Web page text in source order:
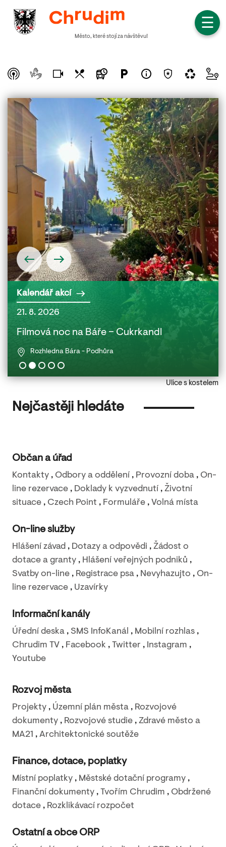
☰
Město, které stojí za návštěvu!
Kalendář akcí
21. 8. 2026
Filmová noc na Báře – Cukrkandl
Rozhledna Bára - Podhůra
22.
Ulice s kostelem
Nejčastěji hledáte
Občan a úřad
Kontakty , Odbory a oddělení , Provozní doba , On-
line rezervace , Doklady k vyzvednutí , Životní
situace , Czech Point , Formuláře , Volná místa
On-line služby
Hlášení závad , Dotazy a odpovědi , Žádost o
dotace a granty , Hlášení veřejných podniků ,
Svatby on-line , Registrace psa , Nevyhazujto , On-
line rezervace , Uzavírky
Informační kanály
Úřední deska , SMS InfoKanál , Mobilní rozhlas ,
Chrudim TV , Facebook , Twitter , Instagram ,
Youtube
Rozvoj města
Projekty , Územní plán města , Rozvojové
dokumenty , Rozvojové studie , Zdravé město a
MA21 , Architektonické soutěže
Finance, dotace, poplatky
Místní poplatky , Městské dotační programy ,
Finanční dokumenty , Tvořím Chrudim , Obdržené
dotace , Rozklikávací rozpočet
Ostatní a obce ORP